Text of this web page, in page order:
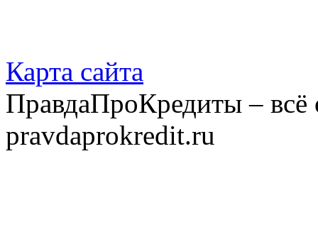
Карта сайта
ПравдаПроКредиты –
pravdaprokredit.ru